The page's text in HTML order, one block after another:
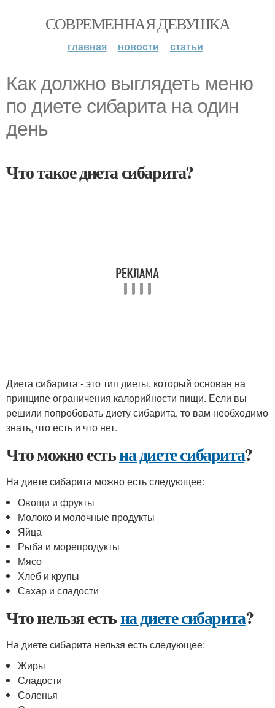
СОВРЕМЕННАЯ ДЕВУШКА
главная новости статьи
Как должно выглядеть меню
по диете сибарита на один
день
Что такое диета сибарита?
Диета сибарита - это тип диеты, который основан на
принципе ограничения калорийности пищи. Если вы
решили попробовать диету сибарита, то вам необходимо
знать, что есть и что нет.
Что можно естьна диете сибарита?
На диете сибарита можно есть следующее:
Овощи и фрукты
Молоко и молочные продукты
Яйца
Рыба и морепродукты
Мясо
Хлеб и крупы
Сахар и сладости
Что нельзя естьна диете сибарита?
На диете сибарита нельзя есть следующее:
Жиры
Сладости
Соленья